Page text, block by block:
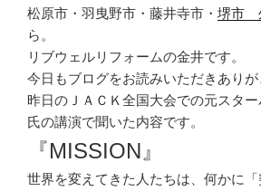
松原市・羽曳野市・藤井寺市・ 堺市
ら。
リブウェルリフォームの金井です。
今日もブログをお読みいただきありが
昨日のＪＡＣＫ全国大会での元スタ
氏の講演で聞いた内容です。
『MISSION』
世界を変えてきた人たちは、何かに